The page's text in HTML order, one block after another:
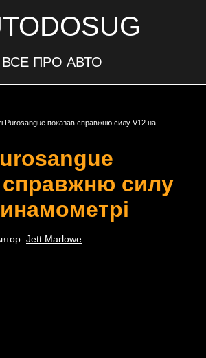
ВСЕ ПРО АВТО
Purosangue показав справжню силу V12 на
справжню силу
Jett Marlowe